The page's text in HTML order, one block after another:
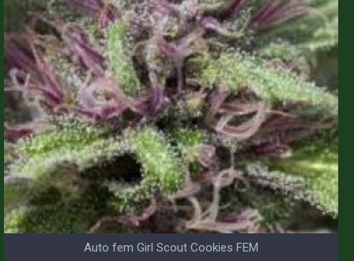
Auto fem Girl Scout Cookies FEM